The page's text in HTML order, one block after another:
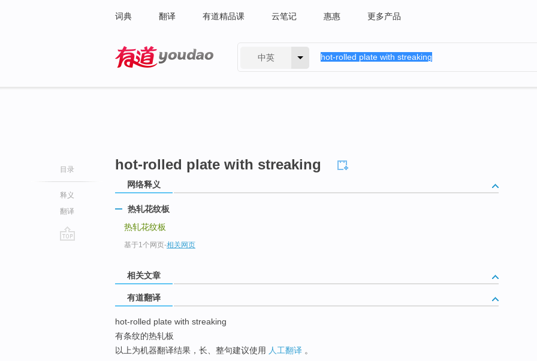
词典 翻译 有道精品课 云笔记 惠惠 更多产品
中英
目录
释义
翻译
hot-rolled plate with streaking
网络释义
热轧花纹板
热轧花纹板
基于1个网页-相关网页
相关文章
有道翻译
hot-rolled plate with streaking
有条纹的热轧板
以上为机器翻译结果，长、整句建议使用 人工翻译 。